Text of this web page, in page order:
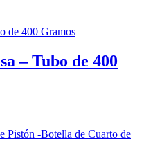
– Tubo de 400